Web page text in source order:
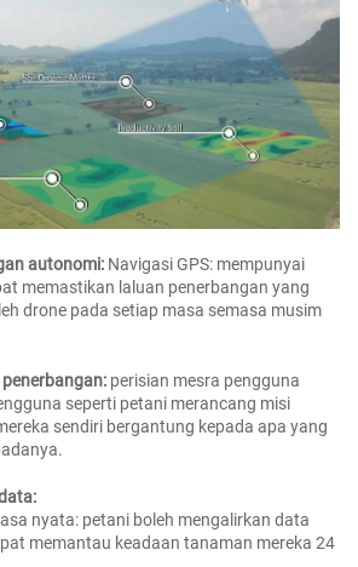
autonomi: Navigasi GPS: mempunyai
memastikan laluan penerbangan yang
drone pada setiap masa semasa musim
perisian mesra pengguna
seperti petani merancang misi
sendiri bergantung kepada apa yang
nyata: petani boleh mengalirkan data
memantau keadaan tanaman mereka 24